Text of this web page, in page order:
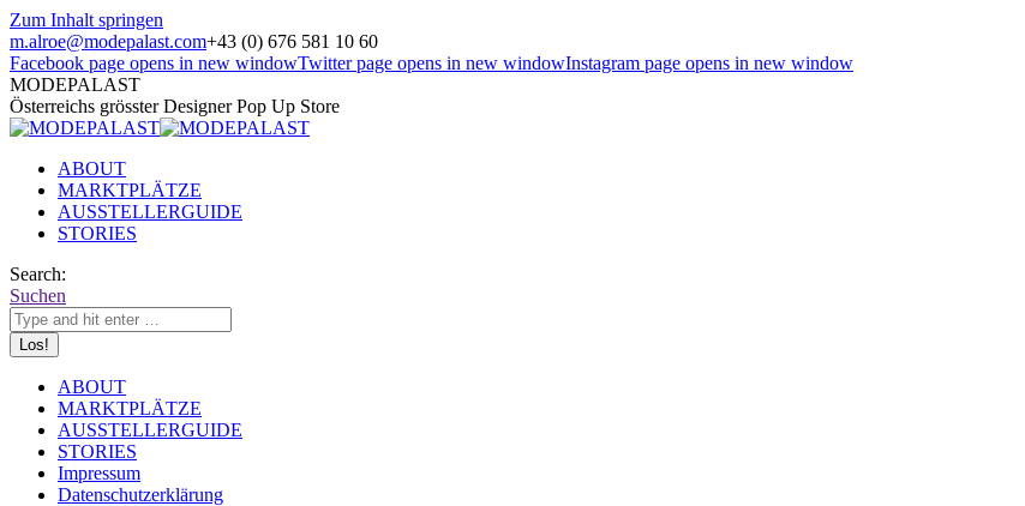
Zum Inhalt springen
m.alroe@modepalast.com+43 (0) 676 581 10 60
Facebook page opens in new windowTwitter page opens in new windowInstagram page opens in new window
MODEPALAST
Österreichs grösster Designer Pop Up Store
ABOUT
MARKTPLÄTZE
AUSSTELLERGUIDE
STORIES
Search:
Suchen
ABOUT
MARKTPLÄTZE
AUSSTELLERGUIDE
STORIES
Impressum
Datenschutzerklärung